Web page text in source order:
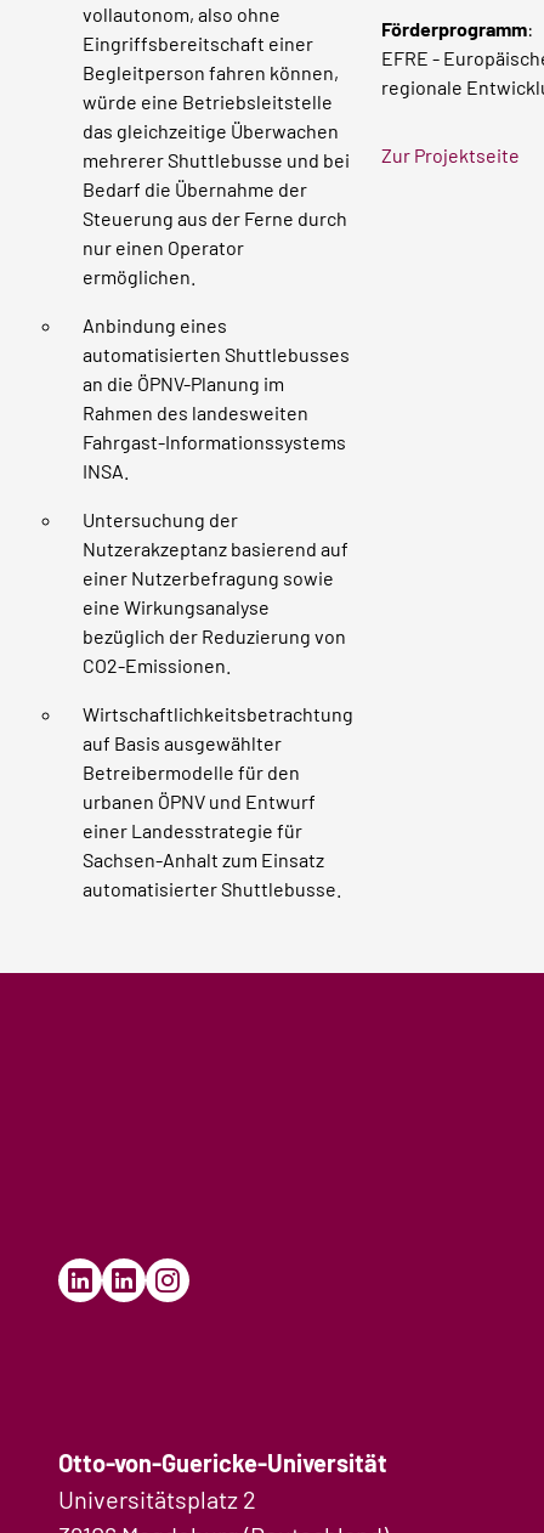
vollautonom, also ohne
Eingriffsbereitschaft einer
Begleitperson fahren können,
würde eine Betriebsleitstelle
das gleichzeitige Überwachen
mehrerer Shuttlebusse und bei
Bedarf die Übernahme der
Steuerung aus der Ferne durch
nur einen Operator
ermöglichen.
Anbindung eines
automatisierten Shuttlebusses
an die ÖPNV-Planung im
Rahmen des landesweiten
Fahrgast-Informationssystems
INSA.
Untersuchung der
Nutzerakzeptanz basierend auf
einer Nutzerbefragung sowie
eine Wirkungsanalyse
bezüglich der Reduzierung von
CO2-Emissionen.
Wirtschaftlichkeitsbetrachtung
auf Basis ausgewählter
Betreibermodelle für den
urbanen ÖPNV und Entwurf
einer Landesstrategie für
Sachsen-Anhalt zum Einsatz
automatisierter Shuttlebusse.
Förderprogramm:
EFRE -
regionale
Zur Projektseite
Otto-von-Guericke-Universität
Universitätsplatz 2